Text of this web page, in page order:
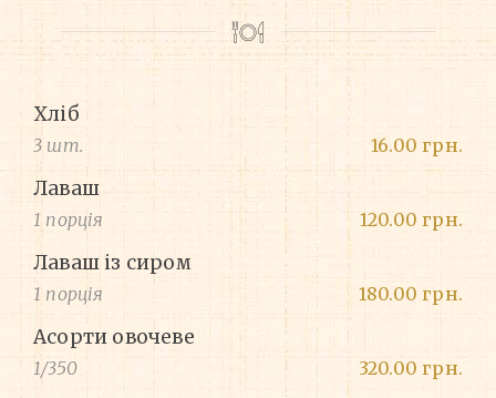
Хліб
3 шт. 16.00 грн.
Лаваш
1 порція 120.00 грн.
Лаваш із сиром
1 порція 180.00 грн.
Асорти овочеве
1/350 320.00 грн.